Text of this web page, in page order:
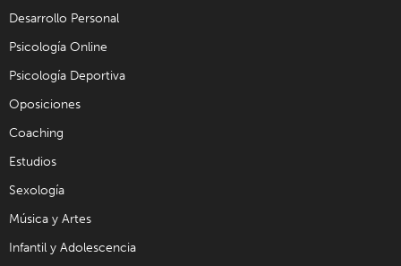
Desarrollo Personal
Psicología Online
Psicología Deportiva
Oposiciones
Coaching
Estudios
Sexología
Música y Artes
Infantil y Adolescencia